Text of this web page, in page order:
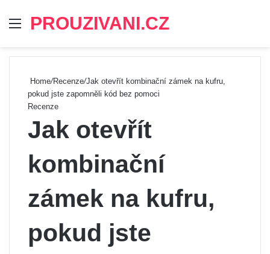
Menu
PROUZIVANI.CZ
Home/Recenze/Jak otevřít kombinační zámek na kufru,
pokud jste zapomněli kód bez pomoci
Recenze
Jak otevřít
kombinační
zámek na kufru,
pokud jste